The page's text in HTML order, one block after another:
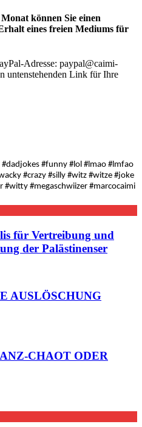
können Sie einen
eines freien Mediums für
Adresse: paypal@caimi-
untenstehenden Link für Ihre
#funny #lol #lmao #lmfao
#crazy #silly #witz #witze #joke
#witty #megaschwiizer #marcocaimi
für Vertreibung und
der Palästinenser
AUSLÖSCHUNG
CHAOT ODER